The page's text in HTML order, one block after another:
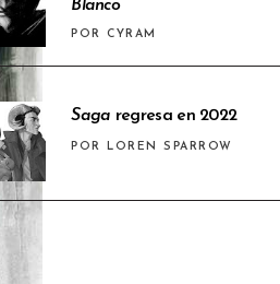
Blanco
POR CYRAM
Saga regresa en 2022
POR LOREN SPARROW